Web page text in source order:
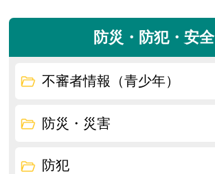
防災・防犯・安全
不審者情報（青少年）
防災・災害
防犯